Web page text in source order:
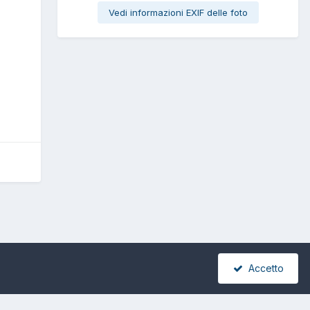
Vedi informazioni EXIF delle foto
Accetto